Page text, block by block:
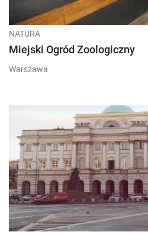
NATURA
Miejski Ogród Zoologiczny
Warszawa